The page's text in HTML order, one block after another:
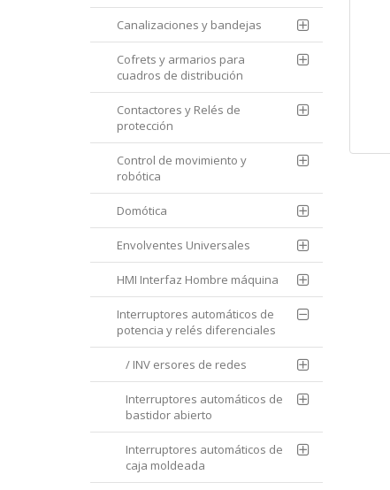
Canalizaciones y bandejas
Cofrets y armarios para
cuadros de distribución
Contactores y Relés de
protección
Control de movimiento y
robótica
Domótica
Envolventes Universales
HMI Interfaz Hombre máquina
Interruptores automáticos de
potencia y relés diferenciales
/ INV ersores de redes
Interruptores automáticos de
bastidor abierto
Interruptores automáticos de
caja moldeada